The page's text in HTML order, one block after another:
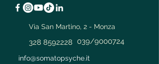
Via San Martino, 2 - Monza
328 8592228 039/9000724
info@somatopsyche.it